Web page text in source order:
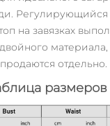
Регулирующийся
на завязках
отдельно.
размеров